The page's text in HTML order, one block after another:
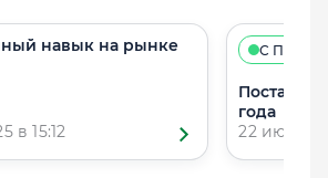
навык на рынке
в 15:12
С
Поставки
года
22 июля